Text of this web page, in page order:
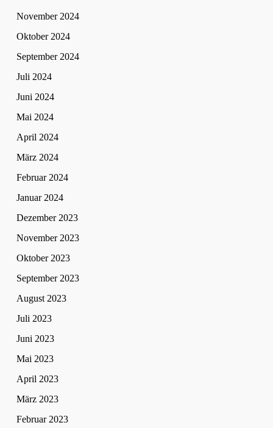
November 2024
Oktober 2024
September 2024
Juli 2024
Juni 2024
Mai 2024
April 2024
März 2024
Februar 2024
Januar 2024
Dezember 2023
November 2023
Oktober 2023
September 2023
August 2023
Juli 2023
Juni 2023
Mai 2023
April 2023
März 2023
Februar 2023